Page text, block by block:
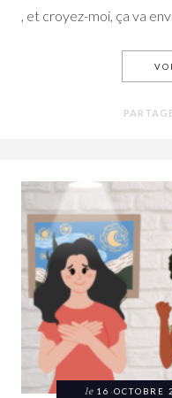
, et croyez-moi, ça va
le 16 OCTOBRE